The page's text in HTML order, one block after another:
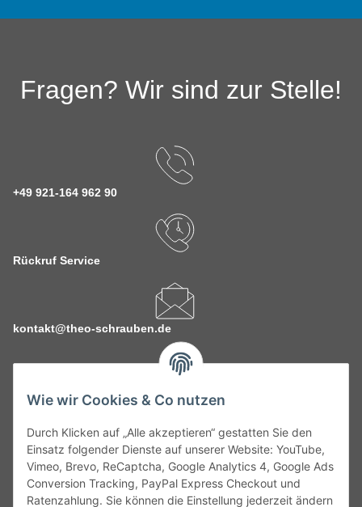
Wie wir Cookies & Co nutzen
Durch Klicken auf „Alle akzeptieren“ gestatten Sie den
Einsatz folgender Dienste auf unserer Website: YouTube,
Vimeo, Brevo, ReCaptcha, Google Analytics 4, Google Ads
Conversion Tracking, PayPal Express Checkout und
Ratenzahlung. Sie können die Einstellung jederzeit ändern
Fragen? Wir sind zur Stelle!
+49 921-164 962 90
Rückruf Service
kontakt@theo-schrauben.de
Service
Gesetzliche Informationen